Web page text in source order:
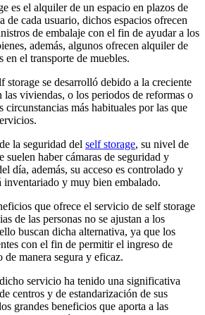
es el alquiler de un espacio en plazos de
de cada usuario, dichos espacios ofrecen
de embalaje con el fin de ayudar a los
además, algunos ofrecen alquiler de
en el transporte de muebles.
storage se desarrolló debido a la creciente
las viviendas, o los periodos de reformas o
circunstancias más habituales por las que
la seguridad del self storage, su nivel de
suelen haber cámaras de seguridad y
día, además, su acceso es controlado y
inventariado y muy bien embalado.
que ofrece el servicio de self storage
de las personas no se ajustan a los
buscan dicha alternativa, ya que los
con el fin de permitir el ingreso de
de manera segura y eficaz.
servicio ha tenido una significativa
centros y de estandarización de sus
grandes beneficios que aporta a las